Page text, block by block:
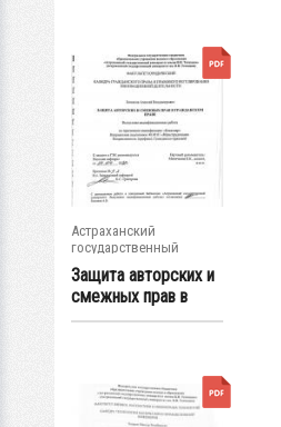
Астраханский
государственный
университет
Защита авторских и
смежных прав в
гражданском...